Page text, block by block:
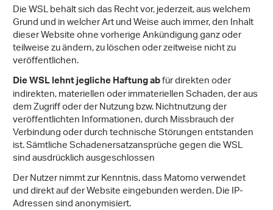
Die WSL behält sich das Recht vor, jederzeit, aus welchem
Grund und in welcher Art und Weise auch immer, den Inhalt
dieser Website ohne vorherige Ankündigung ganz oder
teilweise zu ändern, zu löschen oder zeitweise nicht zu
veröffentlichen.
Die WSL lehnt jegliche Haftung abfür direkten oder
indirekten, materiellen oder immateriellen Schaden, der aus
dem Zugriff oder der Nutzung bzw. Nichtnutzung der
veröffentlichten Informationen, durch Missbrauch der
Verbindung oder durch technische Störungen entstanden
ist. Sämtliche Schadenersatzansprüche gegen die WSL
sind ausdrücklich ausgeschlossen
Der Nutzer nimmt zur Kenntnis, dass Matomo verwendet
und direkt auf der Website eingebunden werden. Die IP-
Adressen sind anonymisiert.